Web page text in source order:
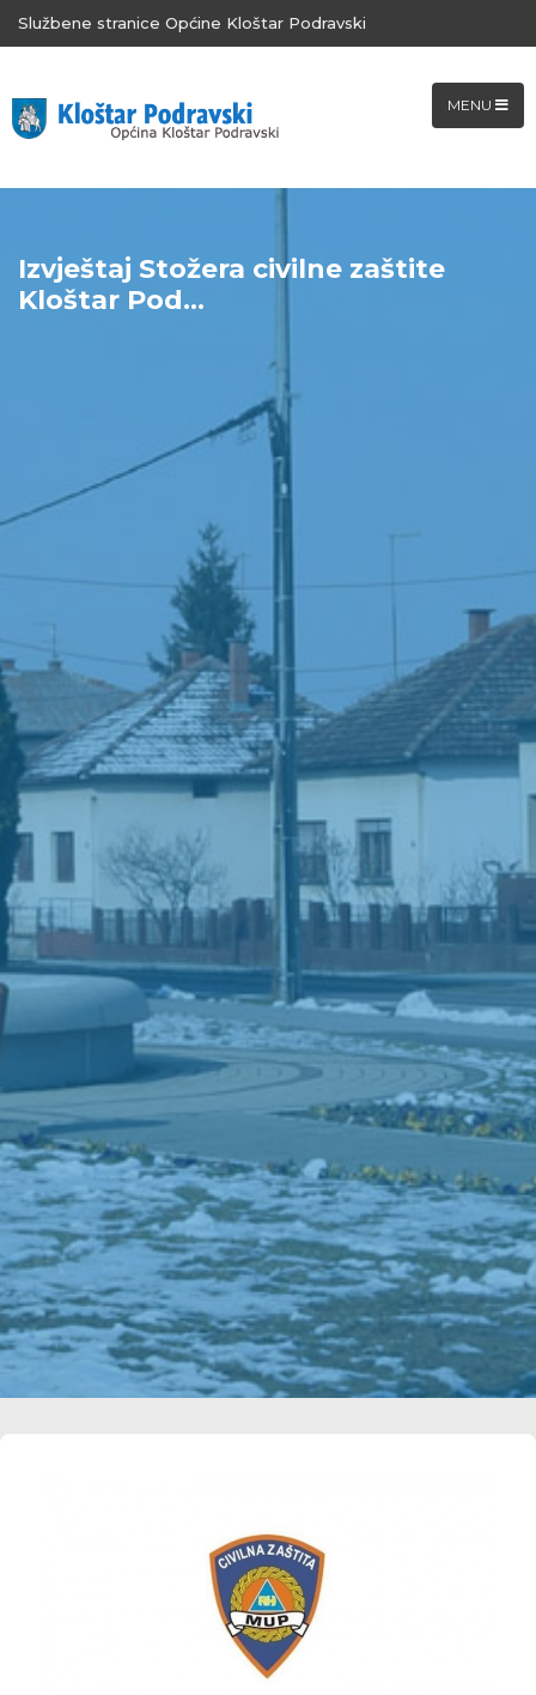
Službene stranice Općine Kloštar Podravski
MENU
Izvještaj Stožera civilne zaštite
Kloštar Pod...